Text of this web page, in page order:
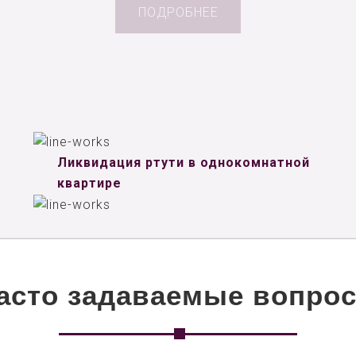
ПОДРОБНЕЕ
Ликвидация ртути в однокомнатной
квартире
задаваемые